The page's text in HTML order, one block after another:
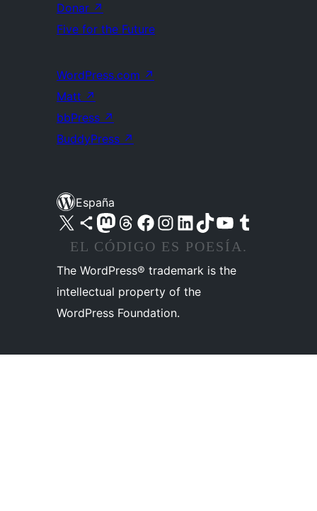
Donar ↗
Five for the Future
WordPress.com ↗
Matt ↗
bbPress ↗
BuddyPress ↗
España
Visita nuestra cuenta de X (anteriormente Twitter)
Visita nuestra cuenta de Bluesky
Visita nuestra cuenta de Mastodon
Visita nuestra cuenta de Threads
Visita nuestra página de Facebook
Visita nuestra cuenta de Instagram
Visita nuestra cuenta de LinkedIn
Visita nuestra cuenta de TikTok
Visita nuestro canal de YouTube
Visita nuestra cuenta de Tumblr
EL CÓDIGO ES POESÍA.
The WordPress® trademark is the
intellectual property of the
WordPress Foundation.